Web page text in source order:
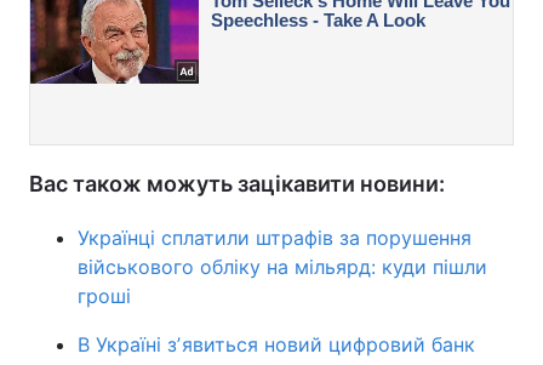
Вас також можуть зацікавити новини:
Українці сплатили штрафів за порушення
військового обліку на мільярд: куди пішли
гроші
В Україні зʼявиться новий цифровий банк